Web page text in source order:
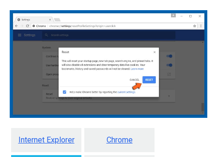
Internet Explorer Chrome